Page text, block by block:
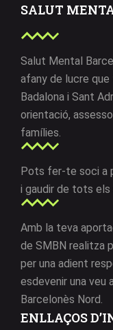
SALUT
Salut Mental
afany de lucre
Badalona i Sant
orientació,
famílies.
Pots fer-te soci a
i gaudir de tots els
Amb la teva
de SMBN realitza
per una adient
esdevenir una veu
Barcelonès Nord.
ENLLAÇOS